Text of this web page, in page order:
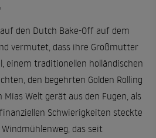
den Dutch Bake-Off auf dem
vermutet, dass ihre Großmutter
einem traditionellen holländischen
den begehrten Golden Rolling
Welt gerät aus den Fugen, als
Schwierigkeiten steckte
das seit